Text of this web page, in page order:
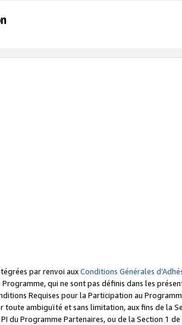
par renvoi auxConditions Générales
qui ne sont pas définis dans les
Requises pour la Participation au
toute ambiguïté et sans limitation, aux fins de la
du Programme Partenaires, ou de la Section 1